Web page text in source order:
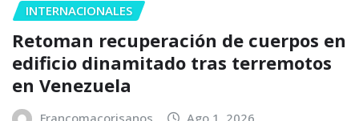
INTERNACIONALES
Retoman recuperación de cuerpos en
edificio dinamitado tras terremotos
en Venezuela